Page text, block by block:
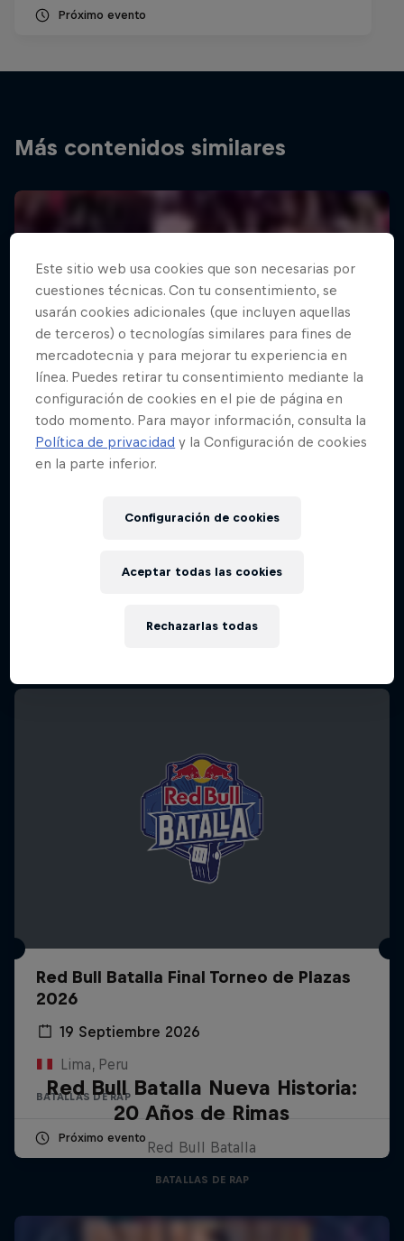
Próximo evento
Más contenidos similares
Red Bull Batalla Final Torneo de Plazas
2026
19 Septiembre 2026
Lima, Peru
BATALLAS DE RAP
Próximo evento
Red Bull Batalla Nueva Historia:
20 Años de Rimas
Red Bull Batalla
BATALLAS DE RAP
Este sitio web usa cookies que son necesarias por
cuestiones técnicas. Con tu consentimiento, se
usarán cookies adicionales (que incluyen aquellas
de terceros) o tecnologías similares para fines de
mercadotecnia y para mejorar tu experiencia en
línea. Puedes retirar tu consentimiento mediante la
configuración de cookies en el pie de página en
todo momento. Para mayor información, consulta la
Política de privacidad y la Configuración de cookies
en la parte inferior.
Configuración de cookies
Rechazarlas todas
Aceptar todas las cookies